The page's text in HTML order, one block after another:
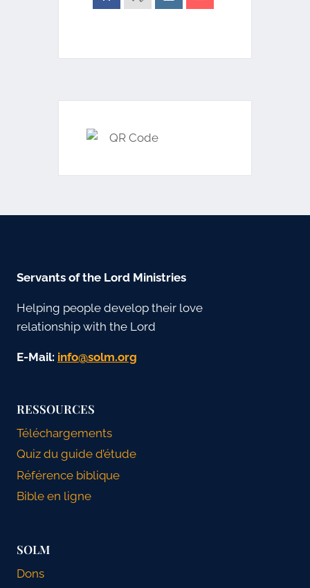
Servants of the Lord Ministries
Helping people develop their love
relationship with the Lord
E-Mail: gro.mlos@ofni
RESSOURCES
Téléchargements
Quiz du guide d’étude
Référence biblique
Bible en ligne
SOLM
Dons